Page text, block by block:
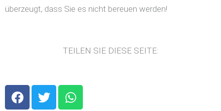
überzeugt, dass Sie es nicht bereuen werden!
TEILEN SIE DIESE SEITE:
F
a
T
w
W
h